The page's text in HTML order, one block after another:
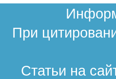
При
Статьи на